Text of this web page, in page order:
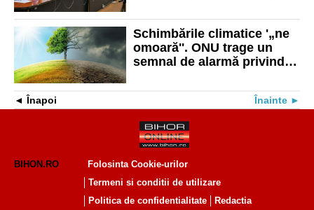
Schimbările climatice '„ne
omoară''. ONU trage un
semnal de alarmă privind
Înapoi Înainte
BIHON.RO
Folosinta Cookie-urilor
Termeni si conditii de utilizare
Politica de confidentialitate
Redactia